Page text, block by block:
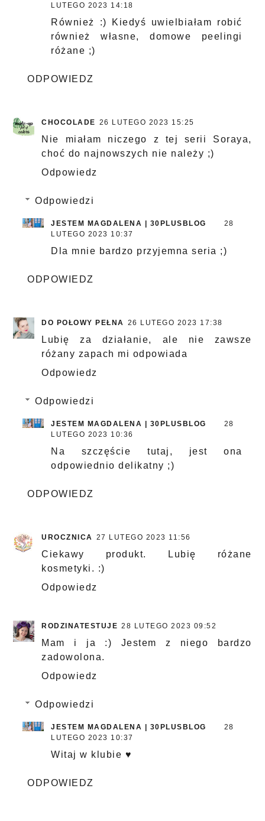
LUTEGO 2023 14:18
Również :) Kiedyś uwielbiałam robić
również własne, domowe peelingi
różane ;)
ODPOWIEDZ
CHOCOLADE 26 LUTEGO 2023 15:25
Nie miałam niczego z tej serii Soraya,
choć do najnowszych nie należy ;)
Odpowiedz
Odpowiedzi
JESTEM MAGDALENA | 30PLUSBLOG
28
LUTEGO 2023 10:37
Dla mnie bardzo przyjemna seria ;)
ODPOWIEDZ
DO POŁOWY PEŁNA 26 LUTEGO 2023 17:38
Lubię za działanie, ale nie zawsze
różany zapach mi odpowiada
Odpowiedz
Odpowiedzi
JESTEM MAGDALENA | 30PLUSBLOG
28
LUTEGO 2023 10:36
Na szczęście tutaj, jest ona
odpowiednio delikatny ;)
ODPOWIEDZ
UROCZNICA 27 LUTEGO 2023 11:56
Ciekawy produkt. Lubię różane
kosmetyki. :)
Odpowiedz
RODZINATESTUJE 28 LUTEGO 2023 09:52
Mam i ja :) Jestem z niego bardzo
zadowolona.
Odpowiedz
Odpowiedzi
JESTEM MAGDALENA | 30PLUSBLOG
28
LUTEGO 2023 10:37
Witaj w klubie ♥
ODPOWIEDZ